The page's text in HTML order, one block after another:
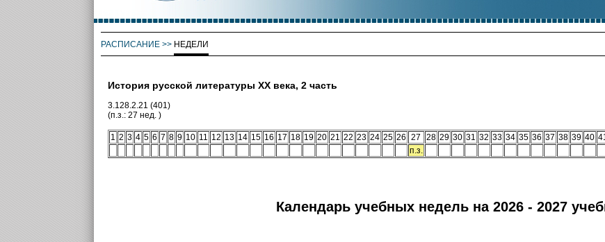
РАСПИСАНИЕ>> НЕДЕЛИ
История русской литературы XX века, 2 часть
3.128.2.21 (401)
(п.з.: 27 нед. )
1 2 3 4 5 6 7 8 9 10 11 12 13 14 15 16 17 18 19 20 21 22 23 24 25 26 27 28 29 30 31 32 33 34 35 36 37 38 39 40
п.з.
Календарь учебных недель на 2026 - 2027